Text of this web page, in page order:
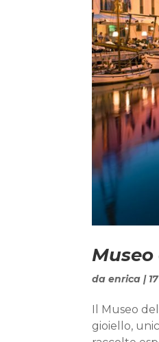
daenrica |
Il Museo
gioiello,